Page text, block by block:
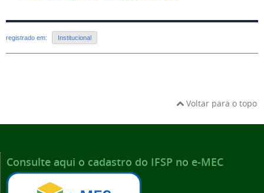
registrado em: Institucional
Voltar para o topo
Consulte aqui o cadastro do IFSP no e-MEC